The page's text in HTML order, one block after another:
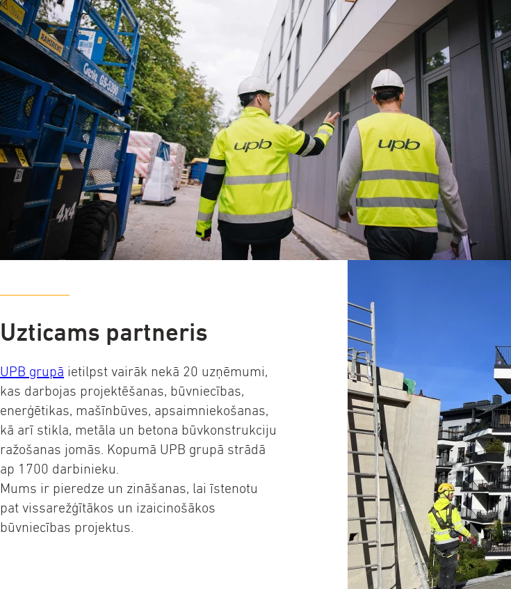
Uzticams partneris
UPB grupā ietilpst vairāk nekā 20 uzņēmumi,
kas darbojas projektēšanas, būvniecības,
enerģētikas, mašīnbūves, apsaimniekošanas,
kā arī stikla, metāla un betona būvkonstrukciju
ražošanas jomās. Kopumā UPB grupā strādā
ap 1700 darbinieku.
Mums ir pieredze un zināšanas, lai īstenotu
pat vissarežģītākos un izaicinošākos
būvniecības projektus.